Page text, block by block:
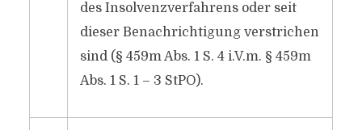
des Insolvenzverfahrens oder seit
dieser Benachrichtigung verstrichen
sind (§ 459m Abs. 1 S. 4 i.V.m. § 459m
Abs. 1 S. 1 – 3 StPO).